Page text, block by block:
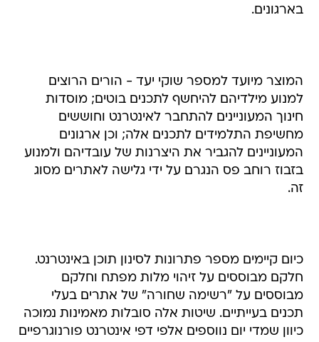
בארגונים.
המוצר מיועד למספר שוקי יעד - הורים הרוצים
למנוע מילדיהם להיחשף לתכנים בוטים; מוסדות
חינוך המעוניינים להתחבר לאינטרנט וחוששים
מחשיפת התלמידים לתכנים אלה; וכן ארגונים
המעוניינים להגביר את היצרנות של עובדיהם ולמנוע
בזבוז רוחב פס הנגרם על ידי גלישה לאתרים מסוג
זה.
כיום קיימים מספר פתרונות לסינון תוכן באינטרנט.
חלקם מבוססים על זיהוי מלות מפתח וחלקם
מבוססים על "רשימה שחורה" של אתרים בעלי
תכנים בעייתיים. שיטות אלה סובלות מאמינות נמוכה
כיוון שמדי יום נווספים אלפי דפי אינטרנט פורנוגרפיים